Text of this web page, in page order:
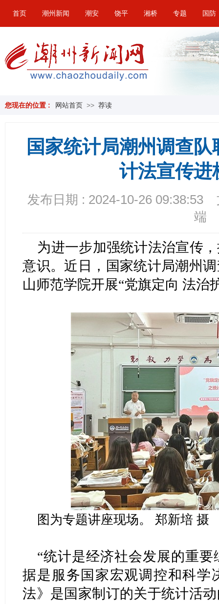
首页 潮州新闻 潮安 饶平 湘桥 专题 国防
您现在的位置 : 网站首页 >> 荐读
国家统计局潮州调查
计法宣传进
发布日期 : 2024-10-26 09:38:53
端
为进一步加强统计法治宣传
意识。近日，国家统计局潮州
山师范学院开展“党旗定向 法治
图为专题讲座现场。 郑新培 摄
“统计是经济社会发展的重
据是服务国家宏观调控和科学
法》是国家制订的关于统计活